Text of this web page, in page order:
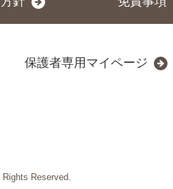
保護者専用マイページ
Reserved.